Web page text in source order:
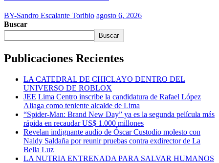
BY-Sandro Escalante Toribio agosto 6, 2026
Buscar
Buscar
Publicaciones Recientes
LA CATEDRAL DE CHICLAYO DENTRO DEL
UNIVERSO DE ROBLOX
JEE Lima Centro inscribe la candidatura de Rafael López
Aliaga como teniente alcalde de Lima
“Spider-Man: Brand New Day” ya es la segunda película más
rápida en recaudar US$ 1.000 millones
Revelan indignante audio de Óscar Custodio molesto con
Naldy Saldaña por reunir pruebas contra exdirector de La
Bella Luz
LA NUTRIA ENTRENADA PARA SALVAR HUMANOS